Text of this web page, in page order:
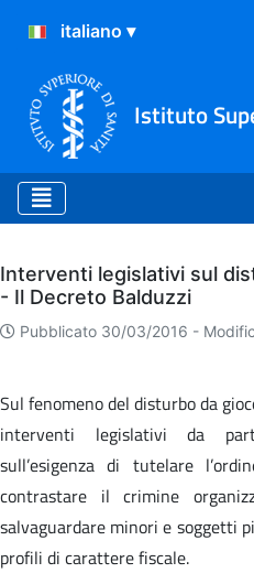
Istituto
Archivio
Interventi legislativi sul
- Il Decreto Balduzzi
Pubblicato 30/03/2016 -
Sul fenomeno del disturbo da
interventi legislativi da
sull’esigenza di tutelare
contrastare il crimine
salvaguardare minori e soggetti
profili di carattere fiscale.